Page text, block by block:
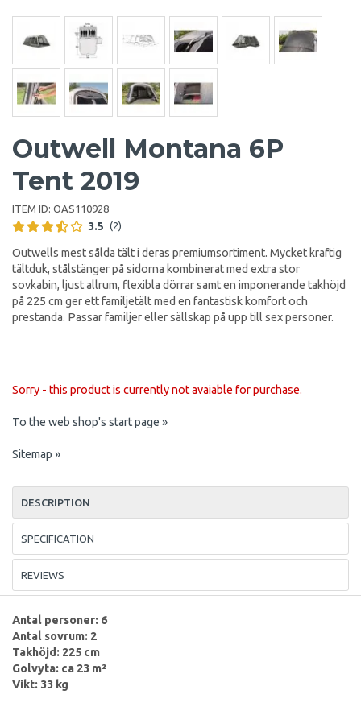
Outwell Montana 6P
Tent 2019
ITEM ID: OAS110928
3.5 (2)
Outwells mest sålda tält i deras premiumsortiment. Mycket kraftig
tältduk, stålstänger på sidorna kombinerat med extra stor
sovkabin, ljust allrum, flexibla dörrar samt en imponerande takhöjd
på 225 cm ger ett familjetält med en fantastisk komfort och
prestanda. Passar familjer eller sällskap på upp till sex personer.
Sorry - this product is currently not avaiable for purchase.
To the web shop's start page »
Sitemap »
DESCRIPTION
SPECIFICATION
REVIEWS
Antal personer: 6
Antal sovrum: 2
Takhöjd: 225 cm
Golvyta: ca 23 m²
Vikt: 33 kg